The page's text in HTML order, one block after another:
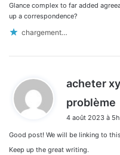
Glance complex to far added
up a correspondence?
chargement…
acheter
problème
t
4 août 2023 à
Good post! We will be linking to
Keep up the great writing.